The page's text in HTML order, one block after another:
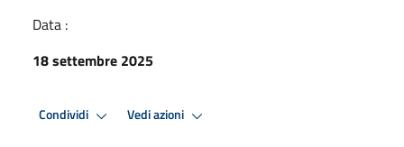
Data :
18 settembre 2025
Condividi Vedi azioni